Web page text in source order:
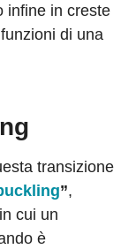
infine in creste
di una
transizione
”,
cui un
è